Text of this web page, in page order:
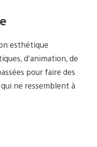
esthétique
d’animation, de
pour faire des
ne ressemblent à